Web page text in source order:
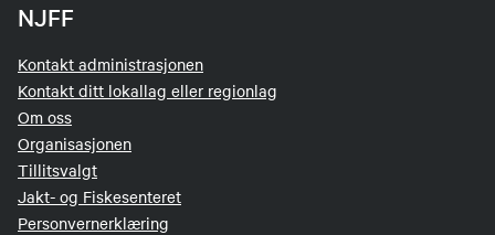
NJFF
Kontakt administrasjonen
Kontakt ditt lokallag eller regionlag
Om oss
Organisasjonen
Tillitsvalgt
Jakt- og Fiskesenteret
Personvernerklæring